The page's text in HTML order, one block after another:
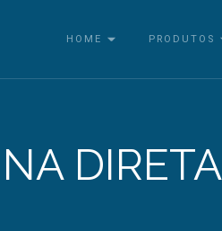
HOME PRODUTOS
DIRETA